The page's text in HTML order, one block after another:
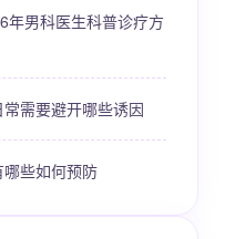
年男科医生科普诊疗方
需要避开哪些诱因
些如何预防